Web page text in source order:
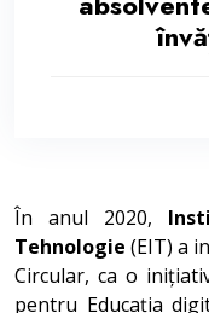
În anul 2020,
Tehnologie (EIT) a
Circular, ca o
pentru Educația